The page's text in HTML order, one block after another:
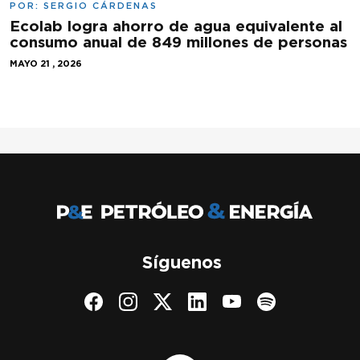
POR: SERGIO CÁRDENAS
Ecolab logra ahorro de agua equivalente al
consumo anual de 849 millones de personas
MAYO 21 , 2026
Síguenos